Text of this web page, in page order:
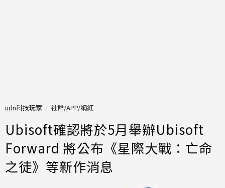
udn科技玩家 社群/APP/網紅
Ubisoft確認將於5月舉辦Ubisoft
Forward 將公布《星際大戰：亡命
之徒》等新作消息